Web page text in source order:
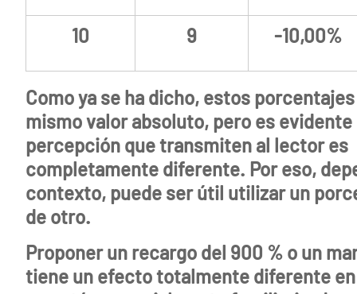
10 9 -10,00%
Como ya se ha dicho, estos
mismo valor absoluto, pero es evidente
percepción que transmiten al lector es
completamente diferente. Por eso,
contexto, puede ser útil utilizar un
de otro.
Proponer un recargo del 900 % o un
tiene un efecto totalmente diferente en